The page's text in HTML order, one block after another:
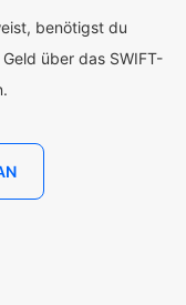
benötigst du
über das SWIFT-